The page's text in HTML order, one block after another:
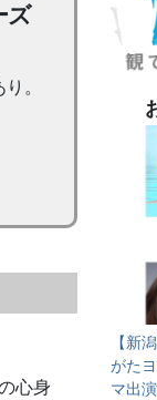
ズ
。
心身
【新
がた
マ出